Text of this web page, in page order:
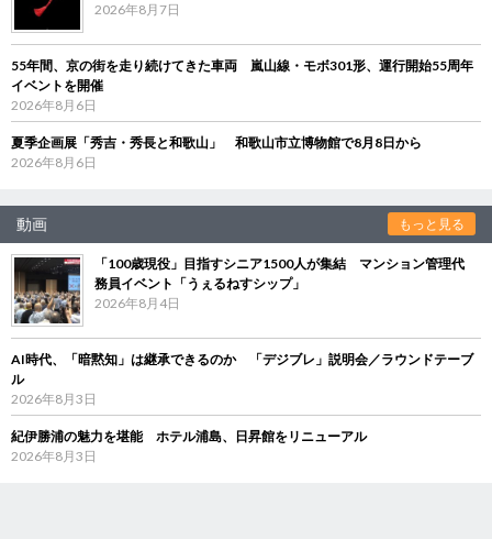
2026年8月7日
55年間、京の街を走り続けてきた車両 嵐山線・モボ301形、運行開始55周年
イベントを開催
2026年8月6日
夏季企画展「秀吉・秀長と和歌山」 和歌山市立博物館で8月8日から
2026年8月6日
動画 もっと見る
「100歳現役」目指すシニア1500人が集結 マンション管理代
務員イベント「うぇるねすシップ」
2026年8月4日
AI時代、「暗黙知」は継承できるのか 「デジブレ」説明会／ラウンドテーブ
ル
2026年8月3日
紀伊勝浦の魅力を堪能 ホテル浦島、日昇館をリニューアル
2026年8月3日